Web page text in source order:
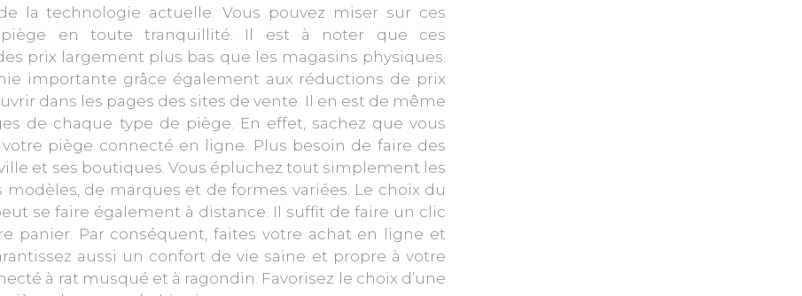
la technologie actuelle. Vous pouvez miser sur ces
piège en toute tranquillité. Il est à noter que ces
prix largement plus bas que les magasins physiques.
importante grâce également aux réductions de prix
dans les pages des sites de vente. Il en est de même
de chaque type de piège. En effet, sachez que vous
piège connecté en ligne. Plus besoin de faire des
et ses boutiques. Vous épluchez tout simplement les
de marques et de formes variées. Le choix du
se faire également à distance. Il suffit de faire un clic
panier. Par conséquent, faites votre achat en ligne et
aussi un confort de vie saine et propre à votre
à rat musqué et à ragondin. Favorisez le choix d’une